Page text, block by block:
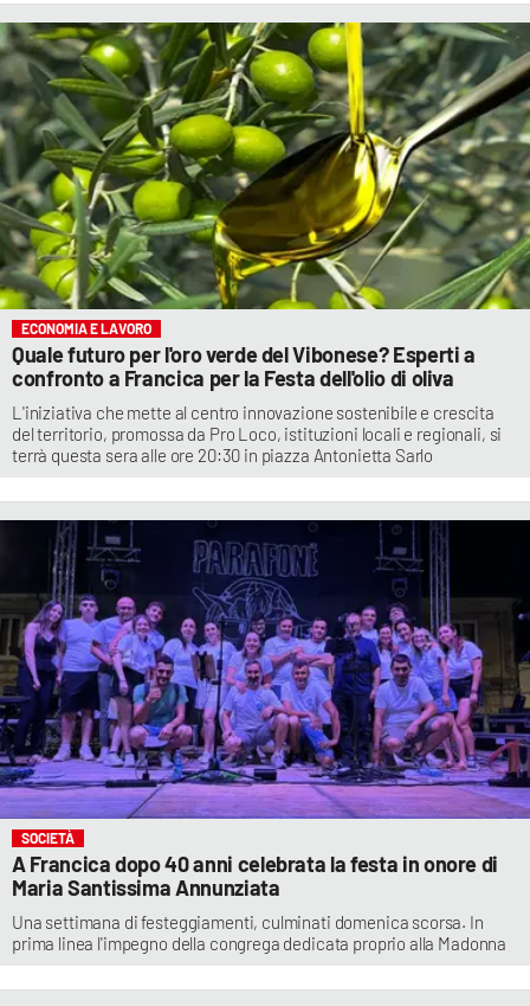
ECONOMIA E LAVORO
Quale futuro per l'oro verde del Vibonese? Esperti a
confronto a Francica per la Festa dell'olio di oliva
L'iniziativa che mette al centro innovazione sostenibile e crescita
del territorio, promossa da Pro Loco, istituzioni locali e regionali, si
terrà questa sera alle ore 20:30 in piazza Antonietta Sarlo
SOCIETÀ
A Francica dopo 40 anni celebrata la festa in onore di
Maria Santissima Annunziata
Una settimana di festeggiamenti, culminati domenica scorsa. In
prima linea l'impegno della congrega dedicata proprio alla Madonna